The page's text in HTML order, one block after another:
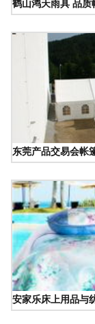
鹤山鸿天雨具 品
东莞产品交易会帐
安家乐床上用品与